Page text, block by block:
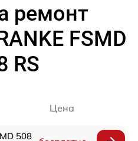
ремонт
FSMD
RS
Цена
508